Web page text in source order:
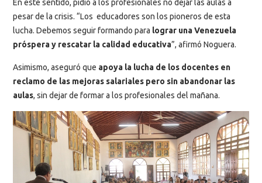
En este sentido, pidió a los profesionales no dejar las aulas a
pesar de la crisis. “Los educadores son los pioneros de esta
lucha. Debemos seguir formando para lograr una Venezuela
próspera y rescatar la calidad educativa”, afirmó Noguera.
Asimismo, aseguró que apoya la lucha de los docentes en
reclamo de las mejoras salariales pero sin abandonar las
aulas, sin dejar de formar a los profesionales del mañana.